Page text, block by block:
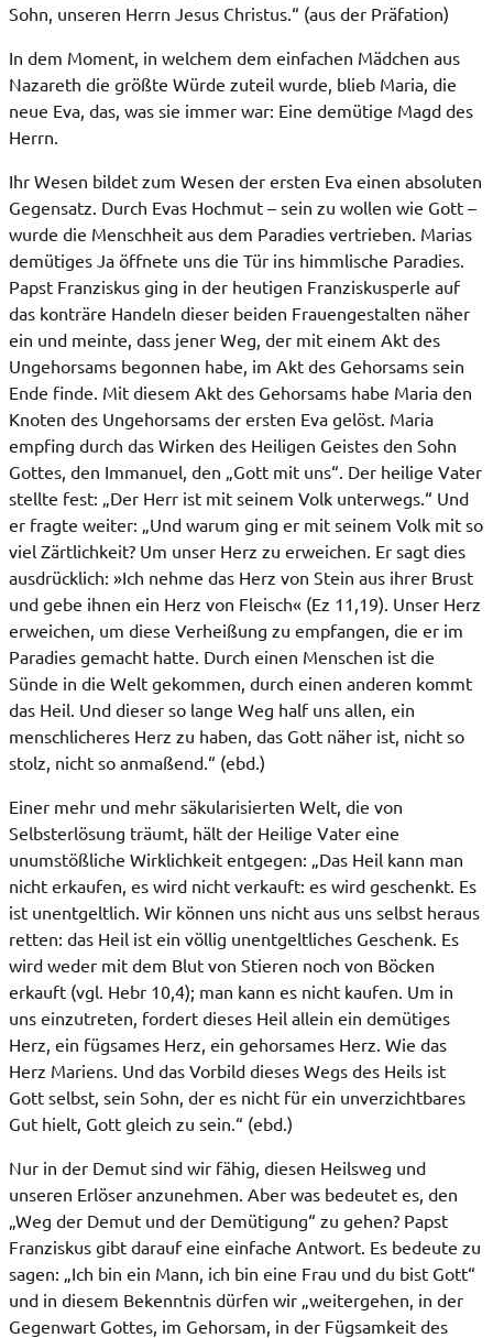
Sohn, unseren Herrn Jesus Christus.“ (aus der Präfation)
In dem Moment, in welchem dem einfachen Mädchen aus
Nazareth die größte Würde zuteil wurde, blieb Maria, die
neue Eva, das, was sie immer war: Eine demütige Magd des
Herrn.
Ihr Wesen bildet zum Wesen der ersten Eva einen absoluten
Gegensatz. Durch Evas Hochmut – sein zu wollen wie Gott –
wurde die Menschheit aus dem Paradies vertrieben. Marias
demütiges Ja öffnete uns die Tür ins himmlische Paradies.
Papst Franziskus ging in der heutigen Franziskusperle auf
das konträre Handeln dieser beiden Frauengestalten näher
ein und meinte, dass jener Weg, der mit einem Akt des
Ungehorsams begonnen habe, im Akt des Gehorsams sein
Ende finde. Mit diesem Akt des Gehorsams habe Maria den
Knoten des Ungehorsams der ersten Eva gelöst. Maria
empfing durch das Wirken des Heiligen Geistes den Sohn
Gottes, den Immanuel, den „Gott mit uns“. Der heilige Vater
stellte fest: „Der Herr ist mit seinem Volk unterwegs.“ Und
er fragte weiter: „Und warum ging er mit seinem Volk mit so
viel Zärtlichkeit? Um unser Herz zu erweichen. Er sagt dies
ausdrücklich: »Ich nehme das Herz von Stein aus ihrer Brust
und gebe ihnen ein Herz von Fleisch« (Ez 11,19). Unser Herz
erweichen, um diese Verheißung zu empfangen, die er im
Paradies gemacht hatte. Durch einen Menschen ist die
Sünde in die Welt gekommen, durch einen anderen kommt
das Heil. Und dieser so lange Weg half uns allen, ein
menschlicheres Herz zu haben, das Gott näher ist, nicht so
stolz, nicht so anmaßend.“ (ebd.)
Einer mehr und mehr säkularisierten Welt, die von
Selbsterlösung träumt, hält der Heilige Vater eine
unumstößliche Wirklichkeit entgegen: „Das Heil kann man
nicht erkaufen, es wird nicht verkauft: es wird geschenkt. Es
ist unentgeltlich. Wir können uns nicht aus uns selbst heraus
retten: das Heil ist ein völlig unentgeltliches Geschenk. Es
wird weder mit dem Blut von Stieren noch von Böcken
erkauft (vgl. Hebr 10,4); man kann es nicht kaufen. Um in
uns einzutreten, fordert dieses Heil allein ein demütiges
Herz, ein fügsames Herz, ein gehorsames Herz. Wie das
Herz Mariens. Und das Vorbild dieses Wegs des Heils ist
Gott selbst, sein Sohn, der es nicht für ein unverzichtbares
Gut hielt, Gott gleich zu sein.“ (ebd.)
Nur in der Demut sind wir fähig, diesen Heilsweg und
unseren Erlöser anzunehmen. Aber was bedeutet es, den
„Weg der Demut und der Demütigung“ zu gehen? Papst
Franziskus gibt darauf eine einfache Antwort. Es bedeute zu
sagen: „Ich bin ein Mann, ich bin eine Frau und du bist Gott“
und in diesem Bekenntnis dürfen wir „weitergehen, in der
Gegenwart Gottes, im Gehorsam, in der Fügsamkeit des